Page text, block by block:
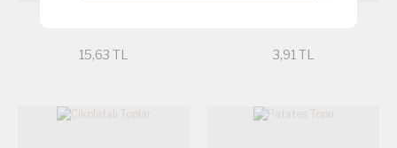
15,63 TL 3,91 TL